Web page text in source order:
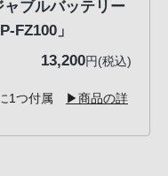
ャブルバッテリー
FZ100」
13,200円(税込)
1つ付属
▶商品の詳